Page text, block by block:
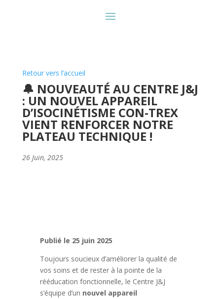
Retour vers l’accueil
🔔 NOUVEAUTÉ AU CENTRE J&J
: UN NOUVEL APPAREIL
D’ISOCINÉTISME CON-TREX
VIENT RENFORCER NOTRE
PLATEAU TECHNIQUE !
26 Juin, 2025
Publié le 25 juin 2025
Toujours soucieux d’améliorer la qualité de
vos soins et de rester à la pointe de la
rééducation fonctionnelle, le Centre J&J
s’équipe d’un nouvel appareil